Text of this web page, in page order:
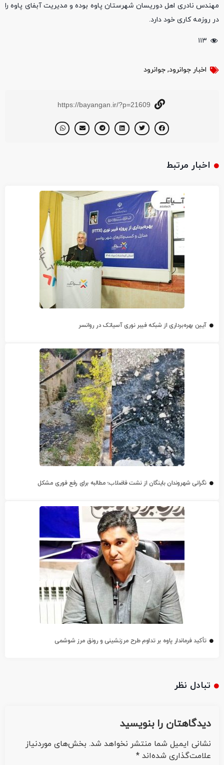
مهندس نادری اهل دوریسان شهرستان پاوه بوده و مدیریت آبفای پاوه را
در روزمه کاری خود دارد.
۱۱۳
اخبار جوانرود, جوانرود
https://bayangan.ir/?p=21609
اخبار مرتبط
آیین بهره‌برداری از شبکه فیبر نوری آسیاتک در روانسر
نگرانی شهروندان باینگان از نشت فاضلاب؛ مطالبه برای رفع فوری مشکل
تأکید فرماندار پاوه بر تداوم طرح مرزنشینی و رونق مرز شوشمی
تبادل نظر
دیدگاهتان را بنویسید
نشانی ایمیل شما منتشر نخواهد شد. بخش‌های موردنیاز
علامت‌گذاری شده‌اند *